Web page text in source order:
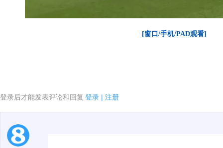
[窗口/手机/PAD观看]
登录后才能发表评论和回复 登录 | 注册